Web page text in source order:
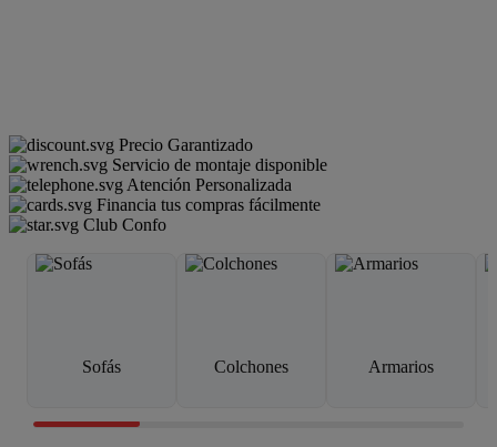
Precio Garantizado
Servicio de montaje disponible
Atención Personalizada
Financia tus compras fácilmente
Club Confo
Sofás Colchones Armarios